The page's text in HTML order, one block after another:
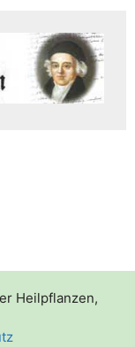
Heilpflanzen,